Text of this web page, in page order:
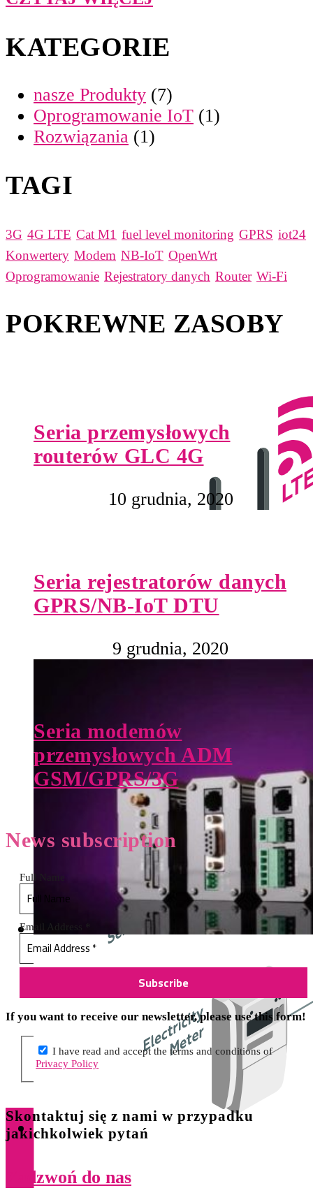
KATEGORIE
nasze Produkty (7)
Oprogramowanie IoT (1)
Rozwiązania (1)
TAGI
3G 4G LTE Cat M1 fuel level monitoring GPRS iot24
Konwertery Modem NB-IoT OpenWrt
Oprogramowanie Rejestratory danych Router Wi-Fi
POKREWNE ZASOBY
Seria przemysłowych
routerów GLC 4G
10 grudnia, 2020
Seria rejestratorów danych
GPRS/NB-IoT DTU
9 grudnia, 2020
Seria modemów
przemysłowych ADM
GSM/GPRS/3G
News subscription
Full Name
Email Address
If you want to receive our newsletter, please use this form!
I have read and accept the terms and conditions of
Privacy Policy
Skontaktuj się z nami w przypadku
jakichkolwiek pytań
Zadzwoń do nas